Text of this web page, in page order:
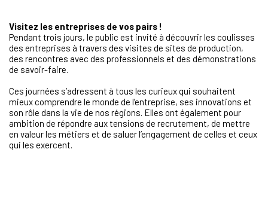
Visitez les entreprises de vos pairs !
Pendant trois jours, le public est invité à découvrir les coulisses
des entreprises à travers des visites de sites de production,
des rencontres avec des professionnels et des démonstrations
de savoir-faire.
Ces journées s’adressent à tous les curieux qui souhaitent
mieux comprendre le monde de l’entreprise, ses innovations et
son rôle dans la vie de nos régions. Elles ont également pour
ambition de répondre aux tensions de recrutement, de mettre
en valeur les métiers et de saluer l’engagement de celles et ceux
qui les exercent.